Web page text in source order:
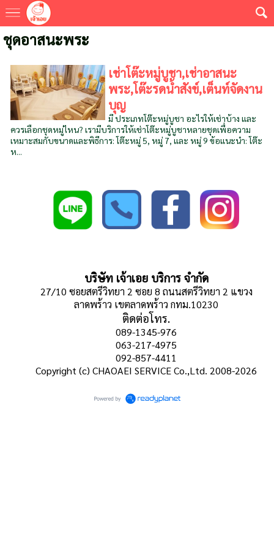
ชุดอาสนะพระ
เช่าโต๊ะหมู่บูชา,เช่าอาสนะ
พระ,โต๊ะรดน้ำสังข์,เต็นท์จัดงาน
บุญ
มี ประเภทโต๊ะหมู่บูชา อะไรให้เช่าบ้าง และ
ควรเลือกชุดหมู่ไหน? เรามีบริการให้เช่าโต๊ะหมู่บูชาหลายชุดเพื่อความ
เหมาะสมกับขนาดและพิธีการ: โต๊ะหมู่ 5, หมู่ 7, และ หมู่ 9 ข้อแนะนำ: โต๊ะ
ห...
บริษัท เจ้าเอย บริการ จำกัด
27/10 ซอยสตรีวิทยา 2 ซอย 8 ถนนสตรีวิทยา 2 แขวง
ลาดพร้าว เขตลาดพร้าว กทม.10230
ติดต่อโทร.
089-1345-976
063-217-4975
092-857-4411
Copyright (c) CHAOAEI SERVICE Co.,Ltd. 2008-2026